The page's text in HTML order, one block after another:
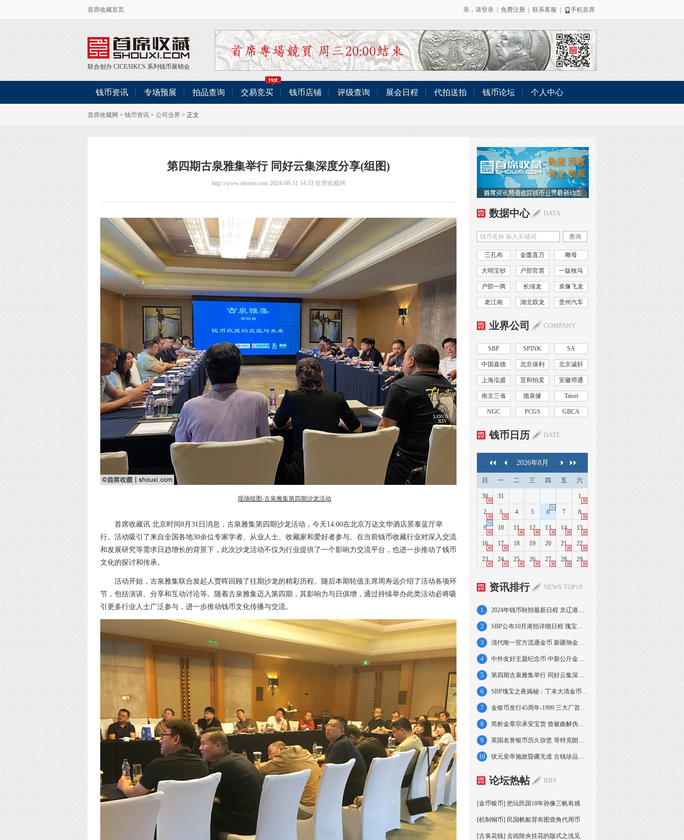
首席收藏首页 亲，请登录 免费注册 联系客服 手机首席
联合创办 CICE/HKCS 系列钱币展销会
钱币资讯 专场预展 拍品查询 交易竞买 钱币店铺 评级查询 展会日程 代拍送拍 钱币论坛 个人中心
首席收藏网 > 钱币资讯 > 公司业界 > 正文
第四期古泉雅集举行 同好云集深度分享(组图)
http://www.shouxi.com 2024-08-31 14:33 首席收藏网
现场组图-古泉雅集第四期沙龙活动
首席收藏讯 北京时间8月31日消息，古泉雅集第四期沙龙活动，今天14:00在北京万达文华酒店景泰蓝厅举
行。活动吸引了来自全国各地30余位专家学者、从业人士、收藏家和爱好者参与。在当前钱币收藏行业对深入交流
和发展研究等需求日趋增长的背景下，此次沙龙活动不仅为行业提供了一个影响力交流平台，也进一步推动了钱币
文化的探讨和传承。
活动开始，古泉雅集联合发起人贾晖回顾了往期沙龙的精彩历程。随后本期轮值主席周寿远介绍了活动各项环
节，包括演讲、分享和互动讨论等。随着古泉雅集迈入第四期，其影响力与日俱增，通过持续举办此类活动必将吸
引更多行业人士广泛参与，进一步推动钱币文化传播与交流。
数据中心 DATA
查询
三孔布 金匮直万 雕母
大明宝钞 户部官票 一版牧马
户部一两 长须龙 袁像飞龙
老江南 湖北双龙 贵州汽车
业界公司 COMPANY
SBP SPINK SA
中国嘉德 北京保利 北京诚轩
上海泓盛 宜和拍卖 安徽邓通
南京三省 德泉缘 Taisei
NGC PCGS GBCA
钱币日历 DATE
2026年8月
日 一 二 三 四 五 六
30
展
31 1
展
2
展
3
展
4 5 6
拍
7 8
展
9
拍
展
10 11
展
12
展
13
展
14
展
15
展
16
展
17
展
18 19 20 21
展
22
展
23
展
24
展
25
展
26
展
27
展
28
展
29
展
资讯排行 NEWS TOP10
1 2024年钱币秋拍最新日程 京辽港苏沪粤连台
2 SBP公布10月港拍详细日程 瑰宝之夜率先举槌
3 清代唯一官方流通金币 新疆饷金无愧边境瑰宝
4 中外友好主题纪念币 中新公斤金币实铸仅7枚
5 第四期古泉雅集举行 同好云集深度分享(组图)
6 SBP瑰宝之夜揭秘：丁未大清金币 曹锟文装金
7 金银币发行45周年-1999:三大厂首次共铸熊猫
8 简析金章宗承安宝货 曾被曲解伪制成方孔铜钱
9 英国名誉银币历久弥坚 哥特克朗彰显高贵冷艳
10 状元皇帝施政昏庸无道 古钱珍品竟成王朝绝唱
论坛热帖 BBS
[金币银币] 把玩民国18年孙像三帆有感
[机制铜币] 民国帆船背布图壹角代用币
[古泉花钱] 去凶除央挂花的版式之浅见